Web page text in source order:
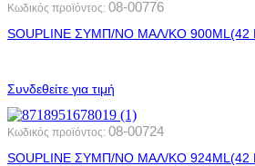
Κωδικός προϊόντος: 08-00776
SOUPLINE ΣΥΜΠ/ΝΟ ΜΑΛ/ΚΟ 900ML(42
Συνδεθείτε για τιμή
Κωδικός προϊόντος: 08-00724
SOUPLINE ΣΥΜΠ/ΝΟ ΜΑΛ/ΚΟ 924ML(42